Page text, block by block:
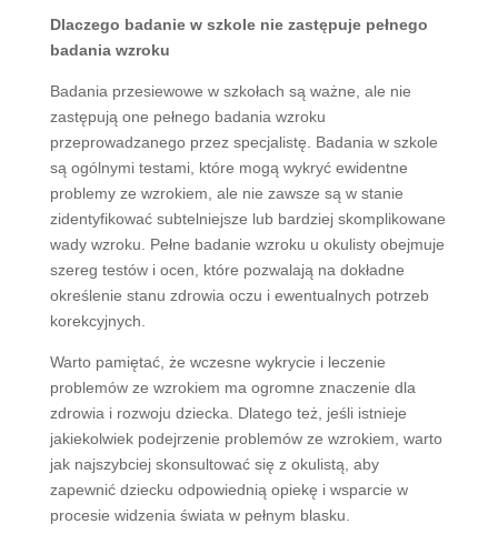
Dlaczego badanie w szkole nie zastępuje pełnego
badania wzroku
Badania przesiewowe w szkołach są ważne, ale nie
zastępują one pełnego badania wzroku
przeprowadzanego przez specjalistę. Badania w szkole
są ogólnymi testami, które mogą wykryć ewidentne
problemy ze wzrokiem, ale nie zawsze są w stanie
zidentyfikować subtelniejsze lub bardziej skomplikowane
wady wzroku. Pełne badanie wzroku u okulisty obejmuje
szereg testów i ocen, które pozwalają na dokładne
określenie stanu zdrowia oczu i ewentualnych potrzeb
korekcyjnych.
Warto pamiętać, że wczesne wykrycie i leczenie
problemów ze wzrokiem ma ogromne znaczenie dla
zdrowia i rozwoju dziecka. Dlatego też, jeśli istnieje
jakiekolwiek podejrzenie problemów ze wzrokiem, warto
jak najszybciej skonsultować się z okulistą, aby
zapewnić dziecku odpowiednią opiekę i wsparcie w
procesie widzenia świata w pełnym blasku.